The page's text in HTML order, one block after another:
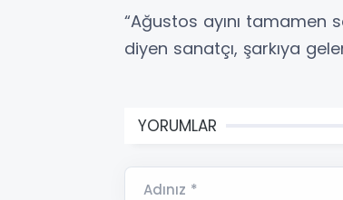
“Ağustos ayını tamamen
diyen sanatçı, şarkıya
YORUMLAR
Adınız *